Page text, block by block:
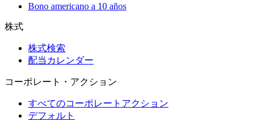
Bono americano a 10 años
株式
株式検索
配当カレンダー
コーポレート・アクション
すべてのコーポレートアクション
デフォルト